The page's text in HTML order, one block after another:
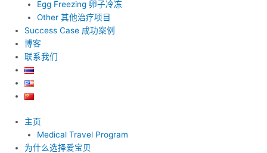
Egg Freezing 卵子冷冻
Other 其他治疗项目
Success Case 成功案例
博客
联系我们
主页
Medical Travel Program
为什么选择爱宝贝